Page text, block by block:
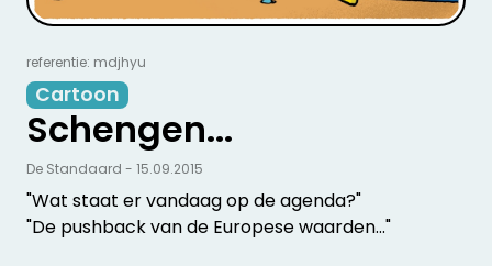
referentie: mdjhyu
Cartoon
Schengen...
"Wat staat er vandaag op de agenda?"
"De pushback van de Europese waarden..."
De Standaard - 15.09.2015